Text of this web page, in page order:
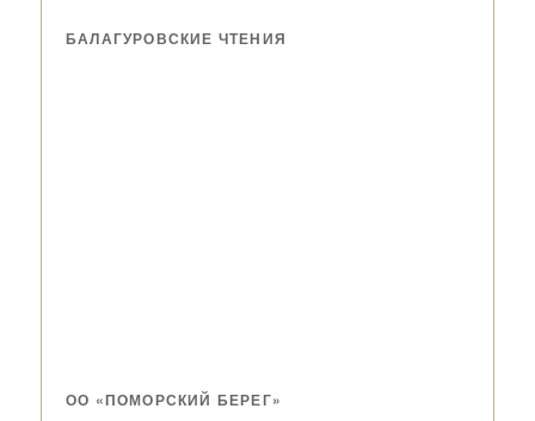
БАЛАГУРОВСКИЕ ЧТЕНИЯ
ОО «ПОМОРСКИЙ БЕРЕГ»